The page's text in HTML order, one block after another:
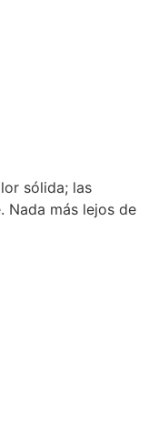
sólida; las
Nada más lejos de